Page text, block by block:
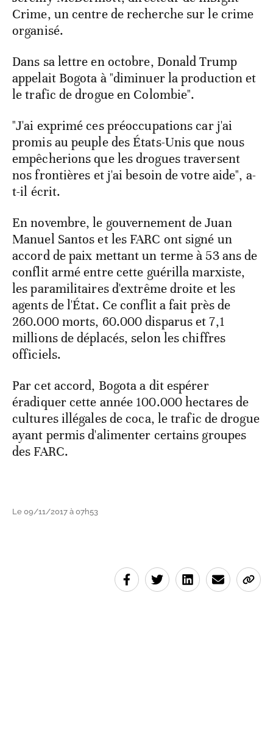
Crime, un centre de recherche sur le crime
organisé.
Dans sa lettre en octobre, Donald Trump
appelait Bogota à "diminuer la production et
le trafic de drogue en Colombie".
"J'ai exprimé ces préoccupations car j'ai
promis au peuple des États-Unis que nous
empêcherions que les drogues traversent
nos frontières et j'ai besoin de votre aide", a-
t-il écrit.
En novembre, le gouvernement de Juan
Manuel Santos et les FARC ont signé un
accord de paix mettant un terme à 53 ans de
conflit armé entre cette guérilla marxiste,
les paramilitaires d'extrême droite et les
agents de l'État. Ce conflit a fait près de
260.000 morts, 60.000 disparus et 7,1
millions de déplacés, selon les chiffres
officiels.
Par cet accord, Bogota a dit espérer
éradiquer cette année 100.000 hectares de
cultures illégales de coca, le trafic de drogue
ayant permis d'alimenter certains groupes
des FARC.
Le 09/11/2017 à 07h53